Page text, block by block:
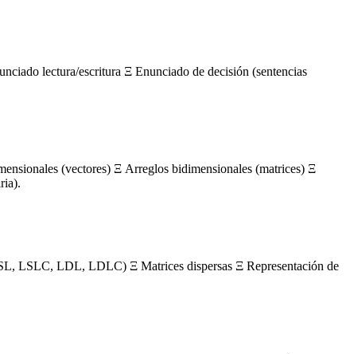
lectura/escritura Ξ Enunciado de decisión (sentencias
(vectores) Ξ Arreglos bidimensionales (matrices) Ξ
LSLC, LDL, LDLC) Ξ Matrices dispersas Ξ Representación de